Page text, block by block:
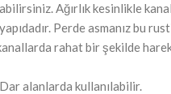
Ağırlık kesinlikle
Perde asmanız bu
rahat bir şekilde
alanlarda kullanılabilir.